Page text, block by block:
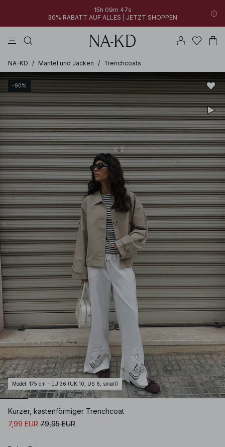
15h 09m 47s
30% RABATT AUF ALLES | JETZT SHOPPEN
NA-KD / Mäntel und Jacken / Trenchcoats
-90%
Model : 175 cm - EU 36 (UK 10, US 6, small)
Kurzer, kastenförmiger Trenchcoat
7,99 EUR 79,95 EUR